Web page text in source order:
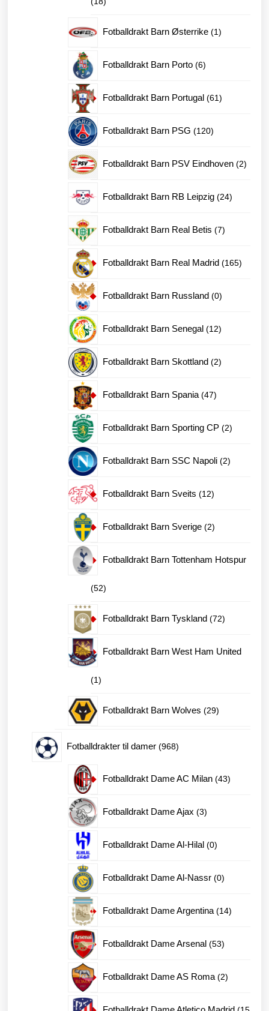
produkter
Fotballdrakt Barn Østerrike 11
Fotballdrakt Barn Porto 66
Fotballdrakt Barn Portugal 6161
Fotballdrakt Barn PSG 120120
Fotballdrakt Barn PSV Eindhoven 22
Fotballdrakt Barn RB Leipzig 2424
Fotballdrakt Barn Real Betis 77
Fotballdrakt Barn Real Madrid 165165
Fotballdrakt Barn Russland 00
Fotballdrakt Barn Senegal 1212
Fotballdrakt Barn Skottland 22
Fotballdrakt Barn Spania 4747
Fotballdrakt Barn Sporting CP 22
Fotballdrakt Barn SSC Napoli 22
Fotballdrakt Barn Sveits 1212
Fotballdrakt Barn Sverige 22
Fotballdrakt Barn Tottenham Hotspur
5252
produkter
Fotballdrakt Barn Tyskland 7272
Fotballdrakt Barn West Ham United
11
produkt
Fotballdrakt Barn Wolves 2929
Fotballdrakter til damer 968968
Fotballdrakt Dame AC Milan 4343
Fotballdrakt Dame Ajax 33
Fotballdrakt Dame Al-Hilal 00
Fotballdrakt Dame Al-Nassr 00
Fotballdrakt Dame Argentina 1414
Fotballdrakt Dame Arsenal 5353
Fotballdrakt Dame AS Roma 22